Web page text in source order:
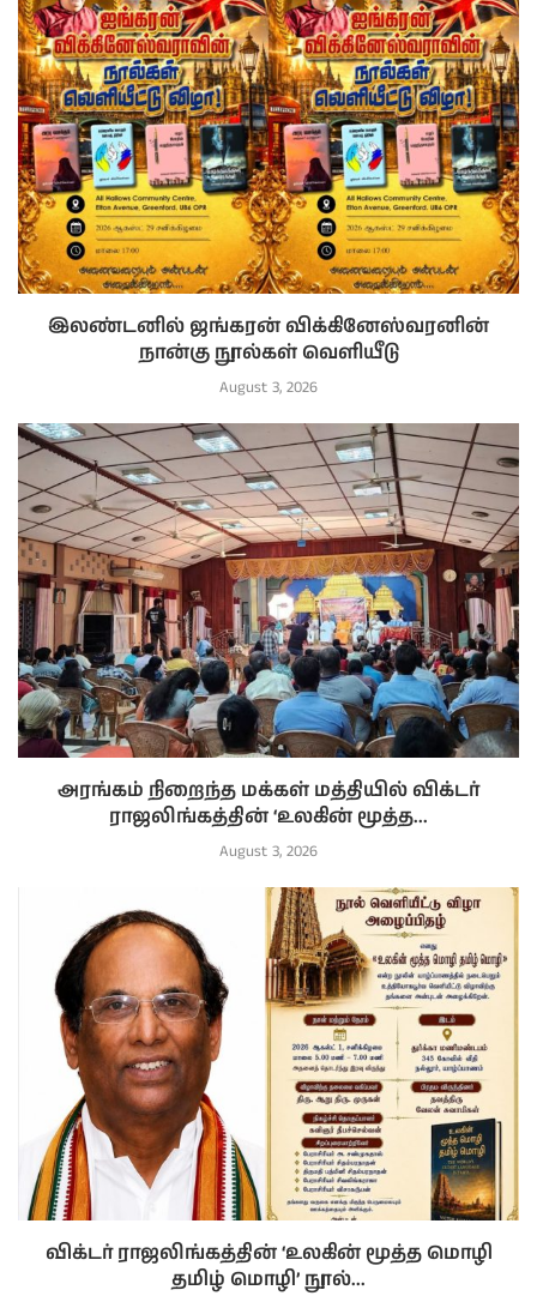
இலண்டனில் ஜங்கரன் விக்கினேஸ்வரனின்
நான்கு நூல்கள் வெளியீடு
August 3, 2026
அரங்கம் நிறைந்த மக்கள் மத்தியில் விக்டர்
ராஜலிங்கத்தின் ‘உலகின் மூத்த...
August 3, 2026
விக்டர் ராஜலிங்கத்தின் ‘உலகின் மூத்த மொழி
தமிழ் மொழி’ நூல்...